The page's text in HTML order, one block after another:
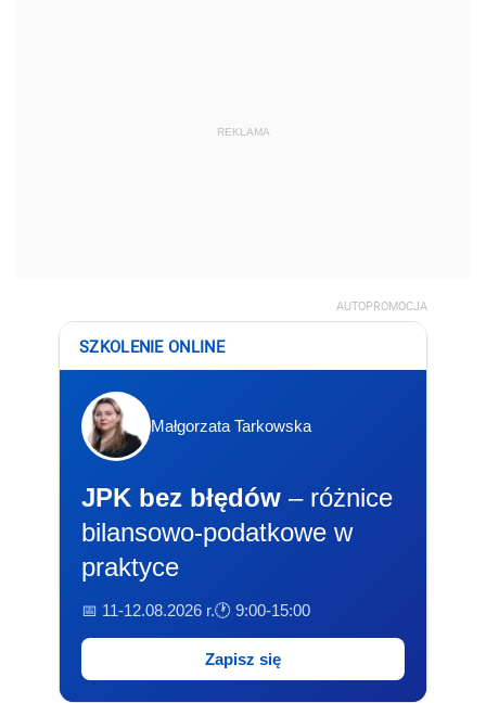
REKLAMA
AUTOPROMOCJA
SZKOLENIE ONLINE
Małgorzata Tarkowska
JPK bez błędów – różnice
bilansowo-podatkowe w
praktyce
📅 11-12.08.2026 r.🕐 9:00-15:00
Zapisz się